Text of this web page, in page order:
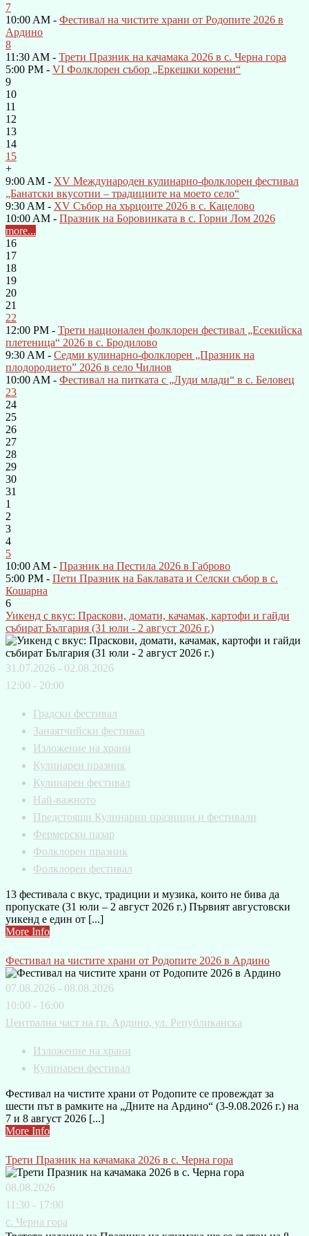
7
10:00 AM - Фестивал на чистите храни от Родопите 2026 в
Ардино
8
11:30 AM - Трети Празник на качамака 2026 в с. Черна гора
5:00 PM - VI Фолклорен събор „Еркешки корени“
9
10
11
12
13
14
15
+
9:00 AM - XV Международен кулинарно-фолклорен фестивал
„Банатски вкусотии – традициите на моето село“
9:30 AM - XV Събор на хърцоите 2026 в с. Кацелово
10:00 AM - Празник на Боровинката в с. Горни Лом 2026
more...
16
17
18
19
20
21
22
12:00 PM - Трети национален фолклорен фестивал „Есекийска
плетеница“ 2026 в с. Бродилово
9:30 AM - Седми кулинарно-фолклорен „Празник на
плодородието” 2026 в село Чилнов
10:00 AM - Фестивал на питката с „Луди млади“ в с. Беловец
23
24
25
26
27
28
29
30
31
1
2
3
4
5
10:00 AM - Празник на Пестила 2026 в Габрово
5:00 PM - Пети Празник на Баклавата и Селски събор в с.
Кошарна
6
Уикенд с вкус: Праскови, домати, качамак, картофи и гайди
събират България (31 юли - 2 август 2026 г.)
31.07.2026 - 02.08.2026
12:00 - 20:00
Градски фестивал
Занаятчийски фестивал
Изложение на храни
Кулинарен празник
Кулинарен фестивал
Най-важното
Предстоящи Кулинарни празници и фестивали
Фермерски пазар
Фолклорен празник
Фолклорен фестивал
13 фестивала с вкус, традиции и музика, които не бива да
пропускате (31 юли – 2 август 2026 г.) Първият августовски
уикенд е един от [...]
More Info
Фестивал на чистите храни от Родопите 2026 в Ардино
07.08.2026 - 08.08.2026
10:00 - 16:00
Централна част на гр. Ардино, ул. Републиканска
Изложение на храни
Кулинарен фестивал
Фестивал на чистите храни от Родопите се провеждат за
шести път в рамките на „Дните на Ардино“ (3-9.08.2026 г.) на
7 и 8 август 2026 [...]
More Info
Трети Празник на качамака 2026 в с. Черна гора
08.08.2026
11:30 - 17:00
с. Черна гора